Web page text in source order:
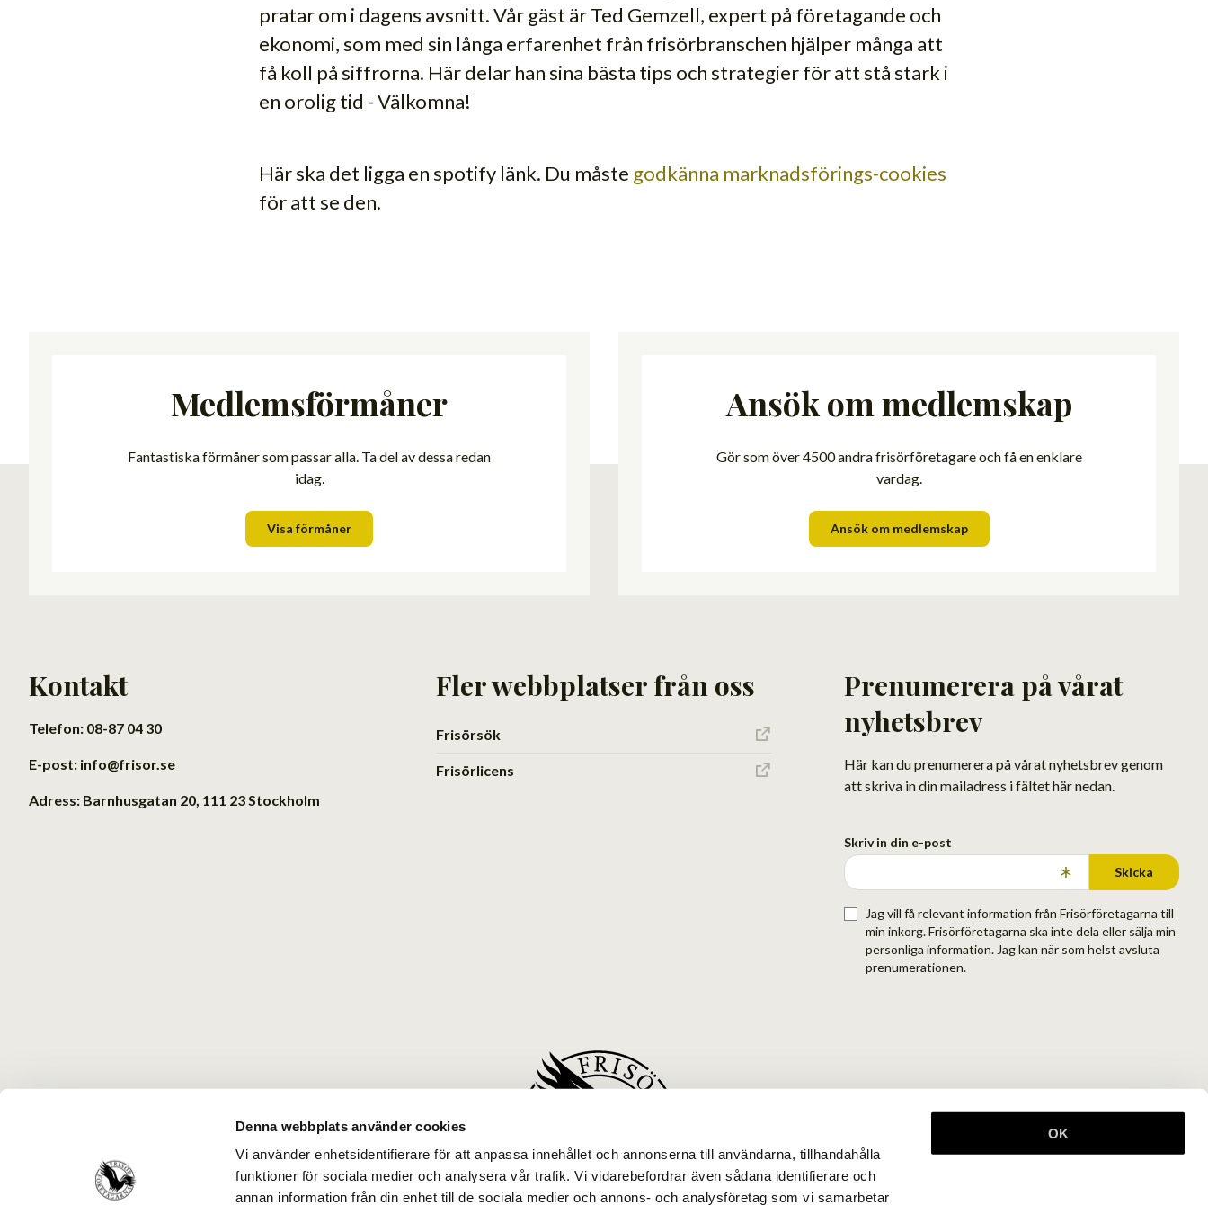
Denna webbplats använder cookies
Vi använder enhetsidentifierare för att anpassa innehållet och annonserna till användarna, tillhandahålla
funktioner för sociala medier och analysera vår trafik. Vi vidarebefordrar även sådana identifierare och
annan information från din enhet till de sociala medier och annons- och analysföretag som vi samarbetar
OK
pratar om i dagens avsnitt. Vår gäst är Ted Gemzell, expert på företagande och
ekonomi, som med sin långa erfarenhet från frisörbranschen hjälper många att
få koll på siffrorna. Här delar han sina bästa tips och strategier för att stå stark i
en orolig tid - Välkomna!
Här ska det ligga en spotify länk. Du måste godkänna marknadsförings-cookies
för att se den.
Medlemsförmåner
Fantastiska förmåner som passar alla. Ta del av dessa redan
idag.
Visa förmåner
Ansök om medlemskap
Gör som över 4500 andra frisörföretagare och få en enklare
vardag.
Ansök om medlemskap
Kontakt
Telefon: 08-87 04 30
E-post: info@frisor.se
Adress: Barnhusgatan 20, 111 23 Stockholm
Fler webbplatser från oss
Frisörsök
Frisörlicens
Prenumerera på vårat
nyhetsbrev
Här kan du prenumerera på vårat nyhetsbrev genom
att skriva in din mailadress i fältet här nedan.
Skriv in din e-post
Skicka
Jag vill få relevant information från Frisörföretagarna till
min inkorg. Frisörföretagarna ska inte dela eller sälja min
personliga information. Jag kan när som helst avsluta
prenumerationen.